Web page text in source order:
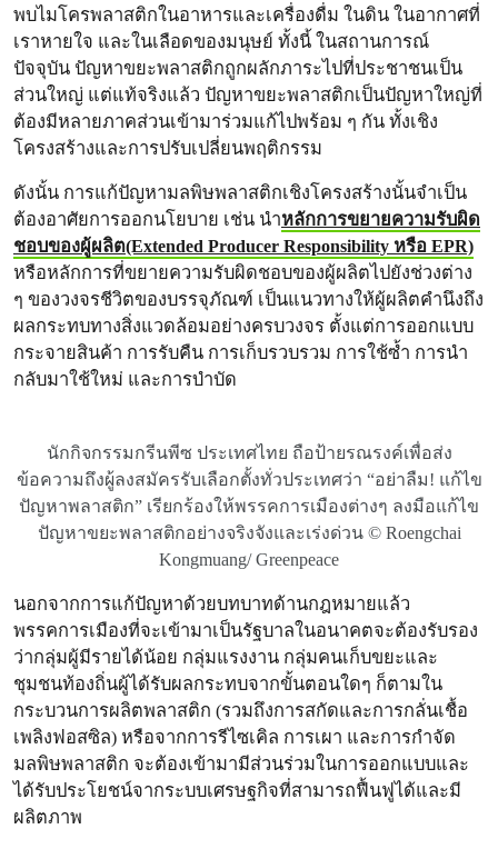
พบไมโครพลาสติกในอาหารและเครื่องดื่ม ในดิน ในอากาศที่
เราหายใจ และในเลือดของมนุษย์ ทั้งนี้ ในสถานการณ์
ปัจจุบัน ปัญหาขยะพลาสติกถูกผลักภาระไปที่ประชาชนเป็น
ส่วนใหญ่ แต่แท้จริงแล้ว ปัญหาขยะพลาสติกเป็นปัญหาใหญ่ที่
ต้องมีหลายภาคส่วนเข้ามาร่วมแก้ไปพร้อม ๆ กัน ทั้งเชิง
โครงสร้างและการปรับเปลี่ยนพฤติกรรม
ดังนั้น การแก้ปัญหามลพิษพลาสติกเชิงโครงสร้างนั้นจำเป็น
ต้องอาศัยการออกนโยบาย เช่น นำหลักการขยายความรับผิด
ชอบของผู้ผลิต(Extended Producer Responsibility หรือ EPR)
หรือหลักการที่ขยายความรับผิดชอบของผู้ผลิตไปยังช่วงต่าง
ๆ ของวงจรชีวิตของบรรจุภัณฑ์ เป็นแนวทางให้ผู้ผลิตคำนึงถึง
ผลกระทบทางสิ่งแวดล้อมอย่างครบวงจร ตั้งแต่การออกแบบ
กระจายสินค้า​ การรับคืน การเก็บรวบรวม การใช้ซ้ำ การนำ
กลับมาใช้ใหม่ และการบำบัด
นักกิจกรรมกรีนพีซ ประเทศไทย ถือป้ายรณรงค์เพื่อส่ง
ข้อความถึงผู้ลงสมัครรับเลือกตั้งทั่วประเทศว่า “อย่าลืม! แก้ไข
ปัญหาพลาสติก” เรียกร้องให้พรรคการเมืองต่างๆ ลงมือแก้ไข
ปัญหาขยะพลาสติกอย่างจริงจังและเร่งด่วน © Roengchai
Kongmuang/ Greenpeace
นอกจากการแก้ปัญหาด้วยบทบาทด้านกฎหมายแล้ว
พรรคการเมืองที่จะเข้ามาเป็นรัฐบาลในอนาคตจะต้องรับรอง
ว่ากลุ่มผู้มีรายได้น้อย กลุ่มแรงงาน กลุ่มคนเก็บขยะและ
ชุมชนท้องถิ่นผู้ได้รับผลกระทบจากขั้นตอนใดๆ ก็ตามใน
กระบวนการผลิตพลาสติก (รวมถึงการสกัดและการกลั่นเชื้อ
เพลิงฟอสซิล) หรือจากการรีไซเคิล การเผา และการกำจัด
มลพิษพลาสติก จะต้องเข้ามามีส่วนร่วมในการออกแบบและ
ได้รับประโยชน์จากระบบเศรษฐกิจที่สามารถฟื้นฟูได้และมี
ผลิตภาพ